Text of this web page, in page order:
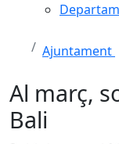
Ajuntament
Al març,
Bali